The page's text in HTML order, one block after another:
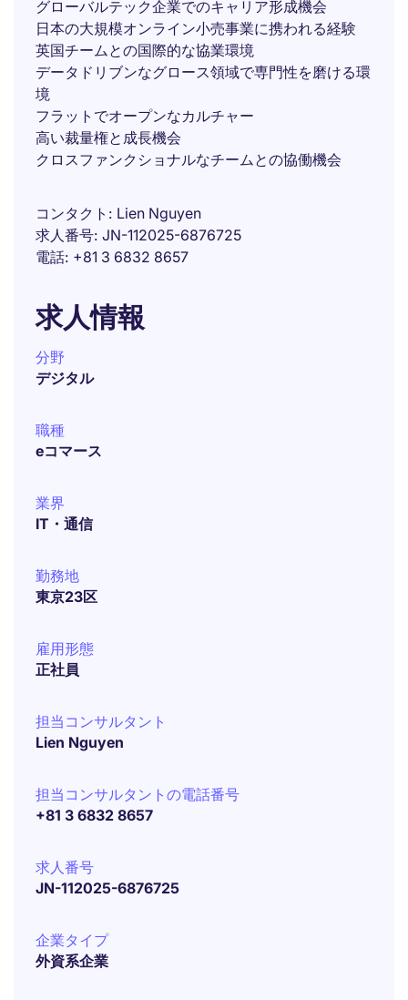
グローバルテック企業でのキャリア形成機会
日本の大規模オンライン小売事業に携われる経験
英国チームとの国際的な協業環境
データドリブンなグロース領域で専門性を磨ける環
境
フラットでオープンなカルチャー
高い裁量権と成長機会
クロスファンクショナルなチームとの協働機会
コンタクト
Lien Nguyen
求人番号 JN-112025-6876725
電話 +81 3 6832 8657
求人情報
分野
デジタル
職種
eコマース
業界
IT・通信
勤務地
東京23区
雇用形態
正社員
担当コンサルタント
Lien Nguyen
担当コンサルタントの電話番号
+81 3 6832 8657
求人番号
JN-112025-6876725
企業タイプ
外資系企業